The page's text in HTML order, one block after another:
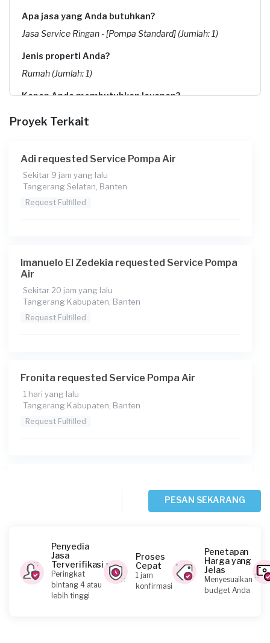
Apa jasa yang Anda butuhkan?
Jasa Service Ringan - [Pompa Standard] (Jumlah: 1)
Jenis properti Anda?
Rumah (Jumlah: 1)
Kapan Anda membutuhkan layanan?
11:00
Berapa budget total untuk layanan ini?
Rp180.000 + Rp11.000 (biaya layanan)
Proyek Terkait
Adi requested Service Pompa Air
Sekitar 9 jam yang lalu
Tangerang Selatan, Banten
Request Fulfilled
Imanuelo El Zedekia requested Service Pompa
Air
Sekitar 20 jam yang lalu
Tangerang Kabupaten, Banten
Request Fulfilled
Fronita requested Service Pompa Air
1 hari yang lalu
Tangerang Kabupaten, Banten
Request Fulfilled
July requested Service Pompa Air
5 hari yang lalu
PESAN SEKARANG
Penyedia
Jasa
Terverifikasi
Peringkat
bintang 4 atau
lebih tinggi
Proses
Cepat
1 jam
konfirmasi
Penetapan
Harga yang
Jelas
Menyesuaikan
budget Anda